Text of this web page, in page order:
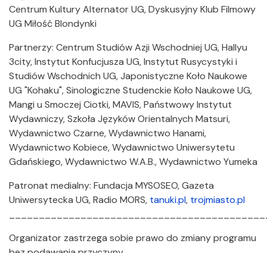
Centrum Kultury Alternator UG, Dyskusyjny Klub Filmowy
UG Miłość Blondynki
Partnerzy: Centrum Studiów Azji Wschodniej UG, Hallyu
3city, Instytut Konfucjusza UG, Instytut Rusycystyki i
Studiów Wschodnich UG, Japonistyczne Koło Naukowe
UG "Kohaku", Sinologiczne Studenckie Koło Naukowe UG,
Mangi u Smoczej Ciotki, MAVIS, Państwowy Instytut
Wydawniczy, Szkoła Języków Orientalnych Matsuri,
Wydawnictwo Czarne, Wydawnictwo Hanami,
Wydawnictwo Kobiece, Wydawnictwo Uniwersytetu
Gdańskiego, Wydawnictwo W.A.B., Wydawnictwo Yumeka
Patronat medialny: Fundacja MYSOSEO, Gazeta
Uniwersytecka UG, Radio MORS, tanuki.pl, trojmiasto.pl
Organizator zastrzega sobie prawo do zmiany programu